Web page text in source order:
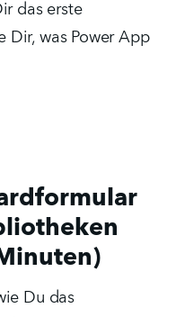
das erste
Dir, was Power App
Du das